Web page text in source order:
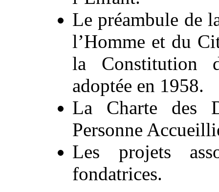
Le préambule de
l’Homme et du
la Constitution
adoptée en 1958.
La Charte des
Personne
Les projets
fondatrices.